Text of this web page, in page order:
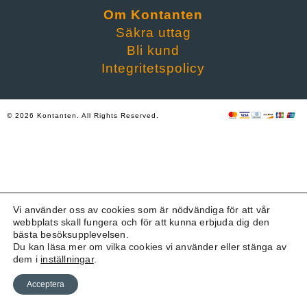
Om Kontanten
Säkra uttag
Bli kund
Integritetspolicy
© 2026 Kontanten. All Rights Reserved.
Vi använder oss av cookies som är nödvändiga för att vår
webbplats skall fungera och för att kunna erbjuda dig den
bästa besöksupplevelsen.
Du kan läsa mer om vilka cookies vi använder eller stänga av
dem i inställningar.
Acceptera